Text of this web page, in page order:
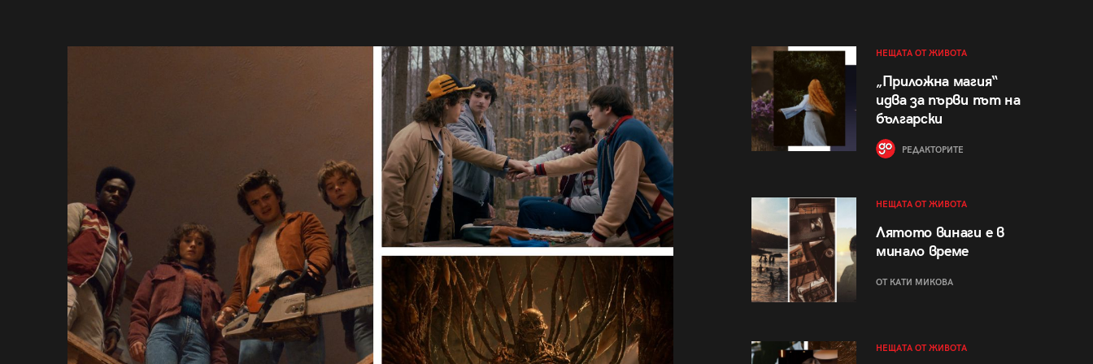
НЕЩАТА ОТ ЖИВОТА
„Приложна магия“
идва за първи път на
български
РЕДАКТОРИТЕ
НЕЩАТА ОТ ЖИВОТА
Лятото винаги е в
минало време
ОТ КАТИ МИКОВА
НЕЩАТА ОТ ЖИВОТА